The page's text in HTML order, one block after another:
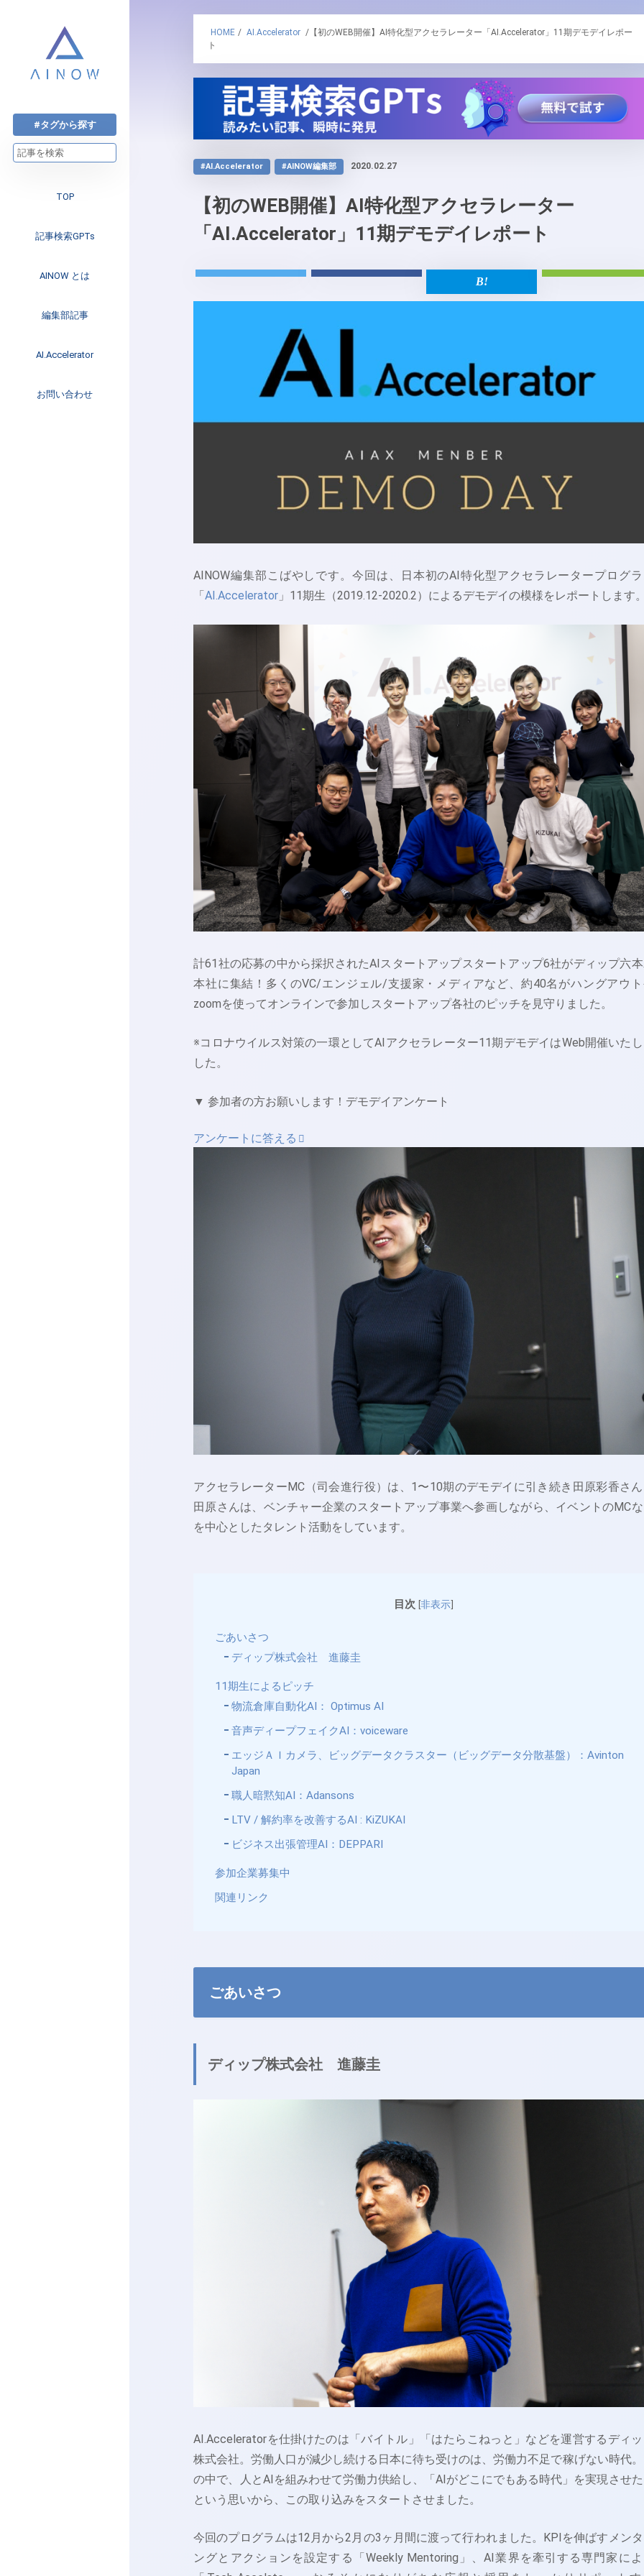
#タグから探す
TOP
記事検索GPTs
AINOW とは
編集部記事
注目のニュース
インタビュー
Web3
AI.Accelerator
AI.Accelerator記事
お問い合わせ
HOME / AI.Accelerator /【初のWEB開催】AI特化型アクセラレーター「AI.Accelerator」11期デモデイレポー
ト
#AI.Accelerator #AINOW編集部 2020.02.27
【初のWEB開催】AI特化型アクセラレーター
「AI.Accelerator」11期デモデイレポート
AINOW編集部こばやしです。今回は、日本初のAI特化型アクセラレータープログ
「AI.Accelerator 」11期生（2019.12-2020.2）によるデモデイの模様をレポートします
計61社の応募の中から採択されたAIスタートアップスタートアップ6社がディップ六
本社に集結！多くのVC/エンジェル/支援家・メディアなど、約40名がハングアウ
zoomを使ってオンラインで参加しスタートアップ各社のピッチを見守りました。
※コロナウイルス対策の一環としてAIアクセラレーター11期デモデイはWeb開催いた
した。
▼ 参加者の方お願いします！デモデイアンケート
アンケートに答える
アクセラレーターMC（司会進行役）は、1〜10期のデモデイに引き続き田原彩香さ
田原さんは、ベンチャー企業のスタートアップ事業へ参画しながら、イベントのMC
を中心としたタレント活動をしています。
目次 [非表示]
ごあいさつ
ディップ株式会社 進藤圭
11期生によるピッチ
物流倉庫自動化AI： Optimus AI
音声ディープフェイクAI：voiceware
エッジＡＩカメラ、ビッグデータクラスター（ビッグデータ分散基盤）：Avinton
Japan
職人暗黙知AI：Adansons
LTV / 解約率を改善するAI : KiZUKAI
ビジネス出張管理AI：DEPPARI
参加企業募集中
関連リンク
ごあいさつ
ディップ株式会社 進藤圭
AI.Acceleratorを仕掛けたのは「バイトル」「はたらこねっと」などを運営するディ
株式会社。労働人口が減少し続ける日本に待ち受けのは、労働力不足で稼げない時代
の中で、人とAIを組みわせて労働力供給し、「AIがどこにでもある時代」を実現させ
という思いから、この取り込みをスタートさせました。
今回のプログラムは12月から2月の3ヶ月間に渡って行われました。KPIを伸ばすメン
ングとアクションを設定する「Weekly Mentoring」、AI業界を牽引する専門家に